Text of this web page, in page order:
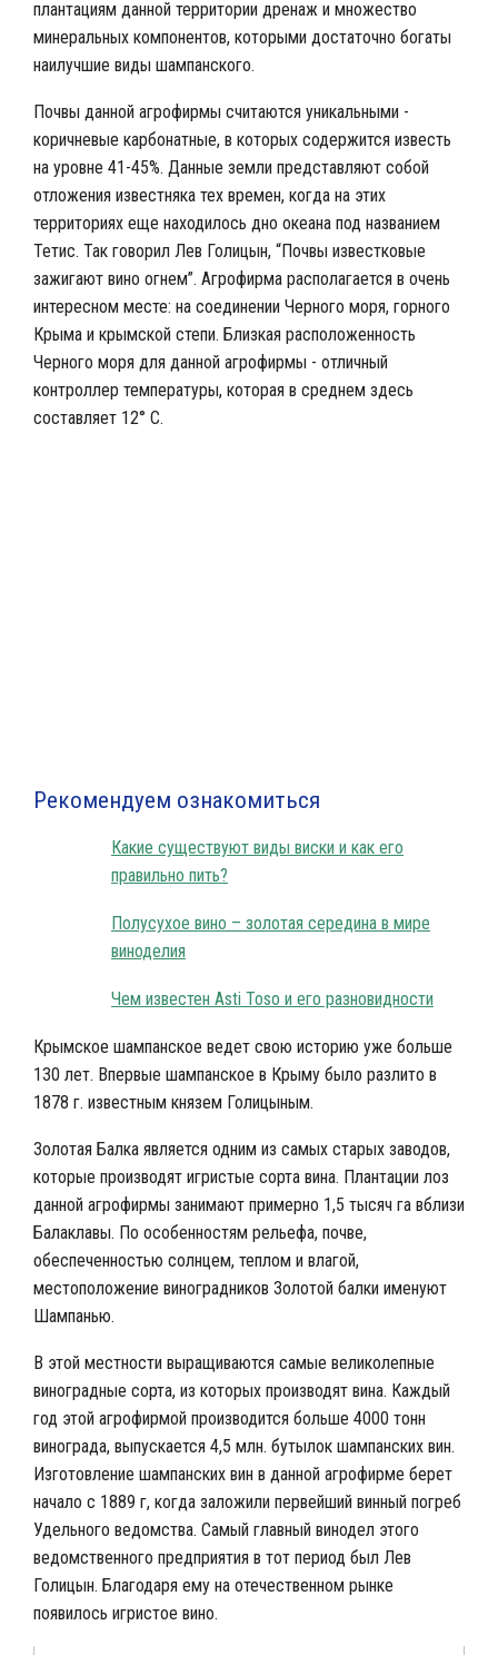
плантациям данной территории дренаж и множество
минеральных компонентов, которыми достаточно богаты
наилучшие виды шампанского.
Почвы данной агрофирмы считаются уникальными -
коричневые карбонатные, в которых содержится известь
на уровне 41-45%. Данные земли представляют собой
отложения известняка тех времен, когда на этих
территориях еще находилось дно океана под названием
Тетис. Так говорил Лев Голицын, “Почвы известковые
зажигают вино огнем”. Агрофирма располагается в очень
интересном месте: на соединении Черного моря, горного
Крыма и крымской степи. Близкая расположенность
Черного моря для данной агрофирмы - отличный
контроллер температуры, которая в среднем здесь
составляет 12° C.
Рекомендуем ознакомиться
Какие существуют виды виски и как его
правильно пить?
Полусухое вино – золотая середина в мире
виноделия
Чем известен Asti Toso и его разновидности
Крымское шампанское ведет свою историю уже больше
130 лет. Впервые шампанское в Крыму было разлито в
1878 г. известным князем Голицыным.
Золотая Балка является одним из самых старых заводов,
которые производят игристые сорта вина. Плантации лоз
данной агрофирмы занимают примерно 1,5 тысяч га вблизи
Балаклавы. По особенностям рельефа, почве,
обеспеченностью солнцем, теплом и влагой,
местоположение виноградников Золотой балки именуют
Шампанью.
В этой местности выращиваются самые великолепные
виноградные сорта, из которых производят вина. Каждый
год этой агрофирмой производится больше 4000 тонн
винограда, выпускается 4,5 млн. бутылок шампанских вин.
Изготовление шампанских вин в данной агрофирме берет
начало с 1889 г, когда заложили первейший винный погреб
Удельного ведомства. Самый главный винодел этого
ведомственного предприятия в тот период был Лев
Голицын. Благодаря ему на отечественном рынке
появилось игристое вино.